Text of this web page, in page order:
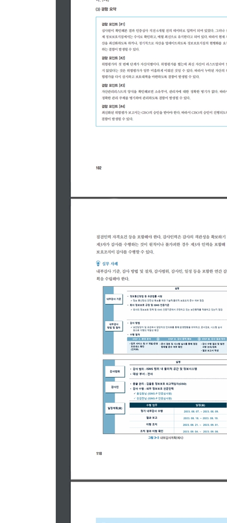
5. 위험분석 및 평가
5.1 Risk-Based Approach Risk Assessment
5.2 Asset-Based Approach Risk Assessments(자
__가. 자산 식별 및 중요도 산정
__나. 위협 식별 및 중요도 평가
__다. 위험평가
__라. 보호대책 수립
6. 정보보호 감사
3장. ISMS-P 인증심사 기준 및 심사방법
1. 관리체계 수립 및 운영
1.1.1 경영진의 참여
1.1.2 최고책임자의 지정
1.1.3 조직 구성
1.1.4 범위 설정
1.1.6 자원 할당
__가. 인증 분야 및 항목 설명
1.2.1 정보자산 식별
1.2.2 현황 및 흐름분석
1.2.4 보호대책 선정
__나. 사례 연구
__가. 인증 분야 및 항목 설명